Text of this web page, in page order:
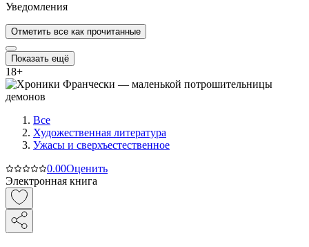
Уведомления
Отметить все как прочитанные
Показать ещё
18+
Все
Художественная литература
Ужасы и сверхъестественное
0.00Оценить
Электронная книга